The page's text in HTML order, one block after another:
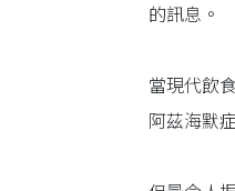
的訊息。
當現代飲
阿茲海默